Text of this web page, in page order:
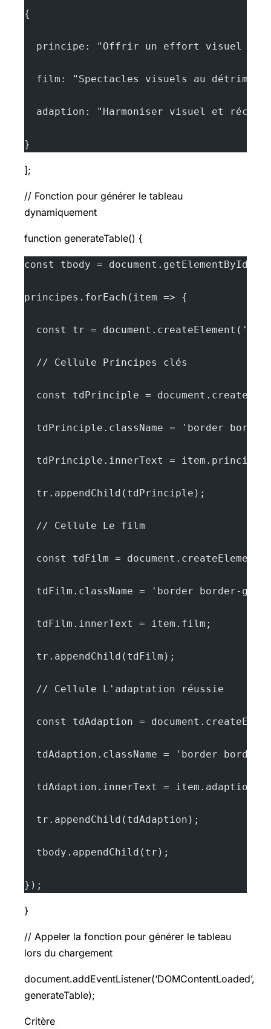
{
principe: "Offrir un effort visuel
film: "Spectacles visuels au détriment
adaption: "Harmoniser visuel et récit
}
];
// Fonction pour générer le tableau
dynamiquement
function generateTable() {
const tbody =
principes.forEach(item => {
const tr =
  // Cellule Principes clés
const tdPrinciple =
tdPrinciple.className = 'border
  tdPrinciple.innerText = item.principe;
  tr.appendChild(tdPrinciple);
  // Cellule Le film
const tdFilm =
tdFilm.className = 'border border-
  tdFilm.innerText = item.film;
  tr.appendChild(tdFilm);
  // Cellule L'adaptation réussie
const tdAdaption =
tdAdaption.className = 'border
  tdAdaption.innerText = item.adaption;
  tr.appendChild(tdAdaption);
  tbody.appendChild(tr);
});
}
// Appeler la fonction pour générer le tableau
lors du chargement
document.addEventListener(‘DOMContentLoaded’,
generateTable);
Critère